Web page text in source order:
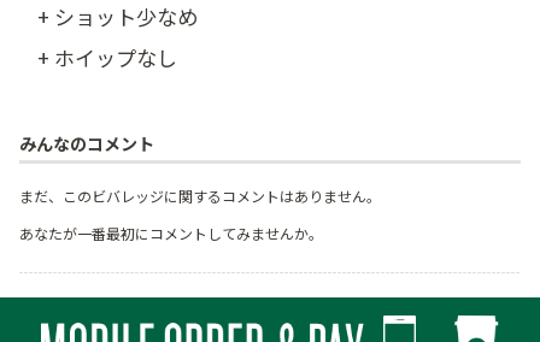
+ ショット少なめ
+ ホイップなし
みんなのコメント
まだ、このビバレッジに関するコメントはありません。
あなたが一番最初にコメントしてみませんか。